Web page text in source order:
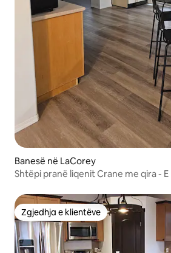
Banesë në LaCorey
Shtëpi pranë liqenit Crane me qira -
Zgjedhja e klientëve
Zgjedhja e klientëve